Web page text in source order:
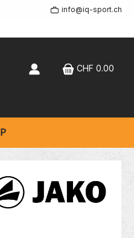
info@iq-sport.ch
CHF 0.00